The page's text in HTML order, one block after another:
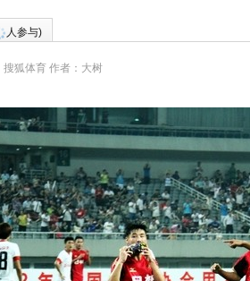
人参与)
搜狐体育 作者：大树